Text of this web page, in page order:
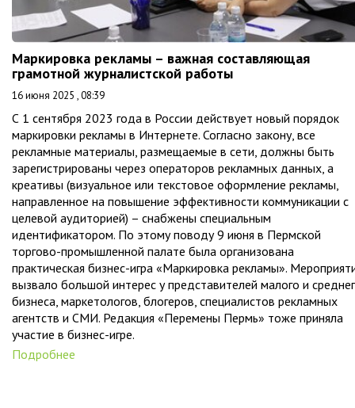
Маркировка рекламы – важная составляющая
грамотной журналистской работы
16 июня 2025 , 08:39
С 1 сентября 2023 года в России действует новый порядок
маркировки рекламы в Интернете. Согласно закону, все
рекламные материалы, размещаемые в сети, должны быть
зарегистрированы через операторов рекламных данных, а
креативы (визуальное или текстовое оформление рекламы,
направленное на повышение эффективности коммуникации с
целевой аудиторией) – снабжены специальным
идентификатором. По этому поводу 9 июня в Пермской
торгово-промышленной палате была организована
практическая бизнес-игра «Маркировка рекламы».
вызвало большой интерес у представителей малого и
бизнеса, маркетологов, блогеров, специалистов рекламных
агентств и СМИ. Редакция «Перемены Пермь» тоже приняла
участие в бизнес-игре.
Подробнее